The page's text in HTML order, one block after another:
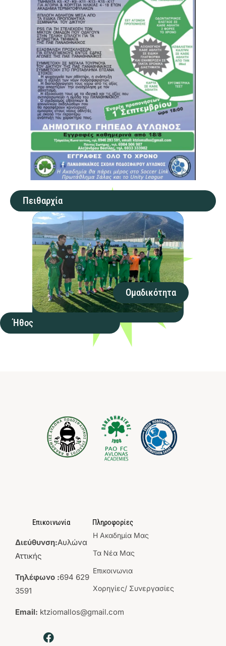
Πειθαρχία
Ομαδικότητα
Ήθος
Επικοινωνία
Διεύθυνση:Αυλώνα
Αττικής
Τηλέφωνο :694 629
3591
Email: ktziomallos@gmail.com
Πληροφορίες
Η Aκαδημία Mας
Τα Νέα Μας
Επικοινωνια
Χορηγίες/ Συνεργασίες